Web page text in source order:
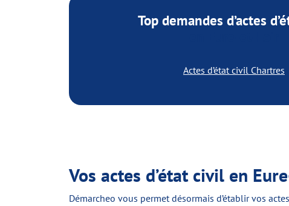
Top demandes d’actes
Actes d’état civil Chartres
Vos actes d’état civil en
Démarcheo vous permet désormais d’établir vos